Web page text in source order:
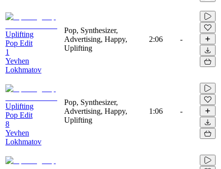
Uplifting
Pop Edit
1
Yevhen
Lokhmatov
Pop, Synthesizer,
Advertising, Happy,
Uplifting
2:06 -
Uplifting
Pop Edit
8
Yevhen
Lokhmatov
Pop, Synthesizer,
Advertising, Happy,
Uplifting
1:06 -